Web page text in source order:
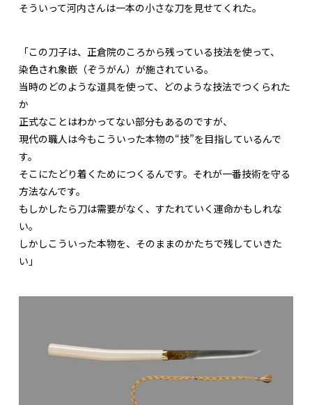
そういって河内さんは一本の小さな刀を見せてくれた。
「この刀子は、正倉院のころから残っている技法を使って、
染色され象嵌（ぞうがん）が施されている。
当時のどのような道具を使って、どのような技法でつくられた
か
正式なことはわかってない部分もあるのですが、
現代の職人は今もこういった本物の“技”を目指しているんで
す。
そこにたどり着くためにつくるんです。それが一番技術を守る
方法なんです。
もしかしたら刀は需要がなく、すたれていく運命かもしれな
い。
しかしこういった本物を、そのままのかたちで残していきた
い」